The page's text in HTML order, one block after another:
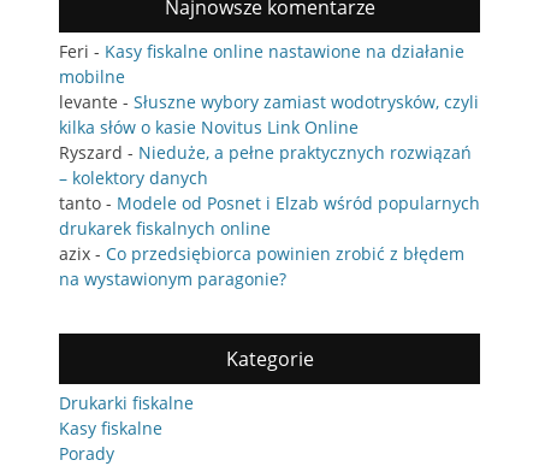
Najnowsze komentarze
Feri - Kasy fiskalne online nastawione na działanie
mobilne
levante - Słuszne wybory zamiast wodotrysków, czyli
kilka słów o kasie Novitus Link Online
Ryszard - Nieduże, a pełne praktycznych rozwiązań
– kolektory danych
tanto - Modele od Posnet i Elzab wśród popularnych
drukarek fiskalnych online
azix - Co przedsiębiorca powinien zrobić z błędem
na wystawionym paragonie?
Kategorie
Drukarki fiskalne
Kasy fiskalne
Porady